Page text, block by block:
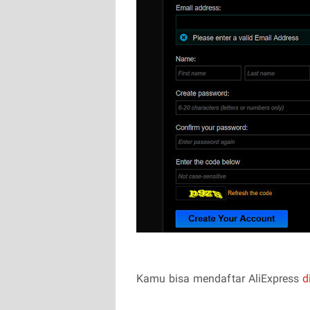
Kamu bisa mendaftar AliExpress